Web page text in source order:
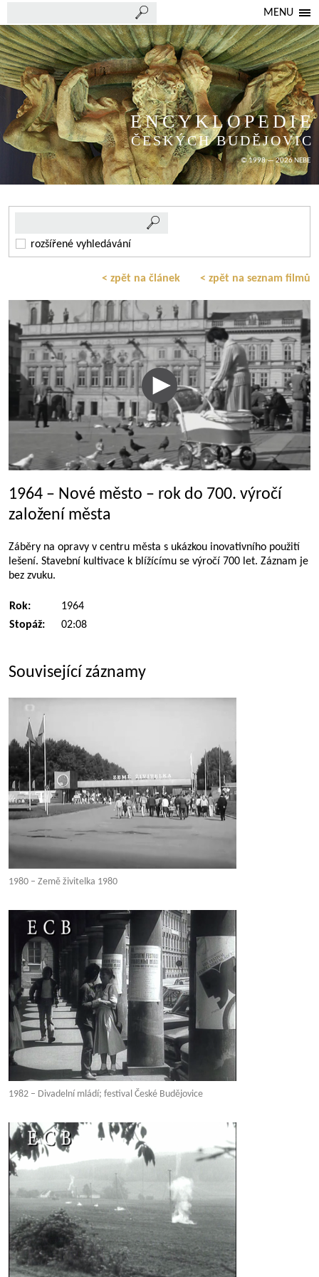
MENU
ENCYKLOPEDIE
ČESKÝCH BUDĚJOVIC
© 1998 — 2026 NEBE
rozšířené vyhledávání
< zpět na článek < zpět na seznam filmů
1964 – Nové město – rok do 700. výročí
založení města
Záběry na opravy v centru města s ukázkou inovativního použití
lešení. Stavební kultivace k blížícímu se výročí 700 let. Záznam je
bez zvuku.
Rok:
1964
Stopáž:
02:08
Související záznamy
1980 – Země živitelka 1980
1982 – Divadelní mládí; festival České Budějovice